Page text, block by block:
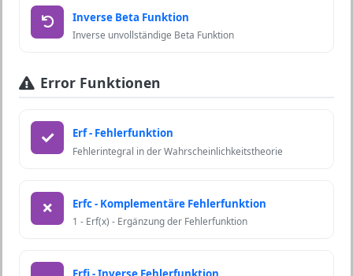
Inverse Beta Funktion
Inverse unvollständige Beta Funktion
Error Funktionen
Erf - Fehlerfunktion
Fehlerintegral in der Wahrscheinlichkeitstheorie
Erfc - Komplementäre Fehlerfunktion
1 - Erf(x) - Ergänzung der Fehlerfunktion